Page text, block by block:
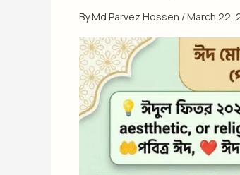
ByMd Parvez Hossen /March 22,